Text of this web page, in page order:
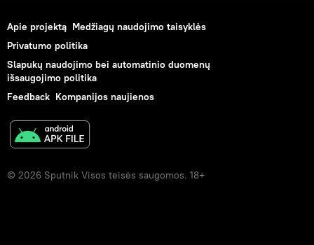
Apie projektą Medžiagų naudojimo taisyklės
Privatumo politika
Slapukų naudojimo bei automatinio duomenų
išsaugojimo politika
Feedback Kompanijos naujienos
© 2026 Sputnik Visos teisės saugomos. 18+